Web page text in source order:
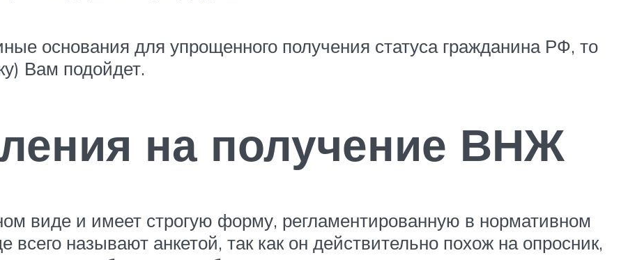
основания для упрощенного получения статуса гражданина РФ, то
Вам подойдет.
на получение ВНЖ
виде и имеет строгую форму, регламентированную в нормативном
всего называют анкетой, так как он действительно похож на опросник,